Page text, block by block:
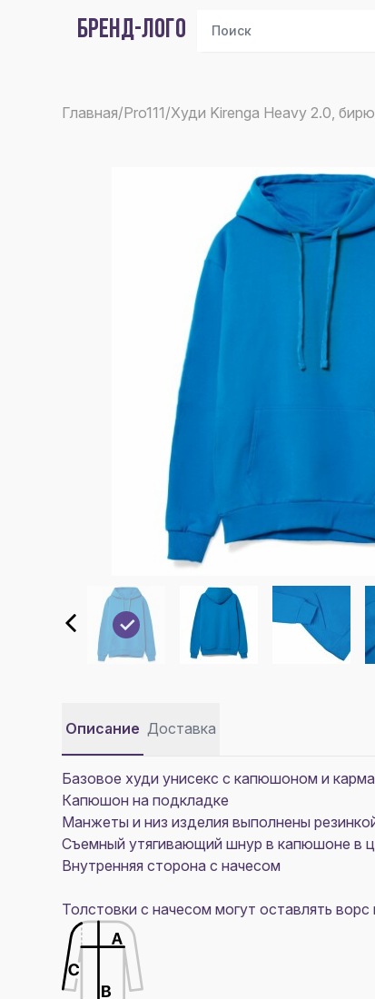
БРЕНД-ЛОГО
Главная/Pro111/Худи Kirenga Heavy 2.0,
Описание Доставка
Базовое худи унисекс с капюшоном и
Капюшон на подкладке
Манжеты и низ изделия выполнены
Съемный утягивающий шнур в капюшоне в
Внутренняя сторона с начесом
Толстовки с начесом могут оставлять